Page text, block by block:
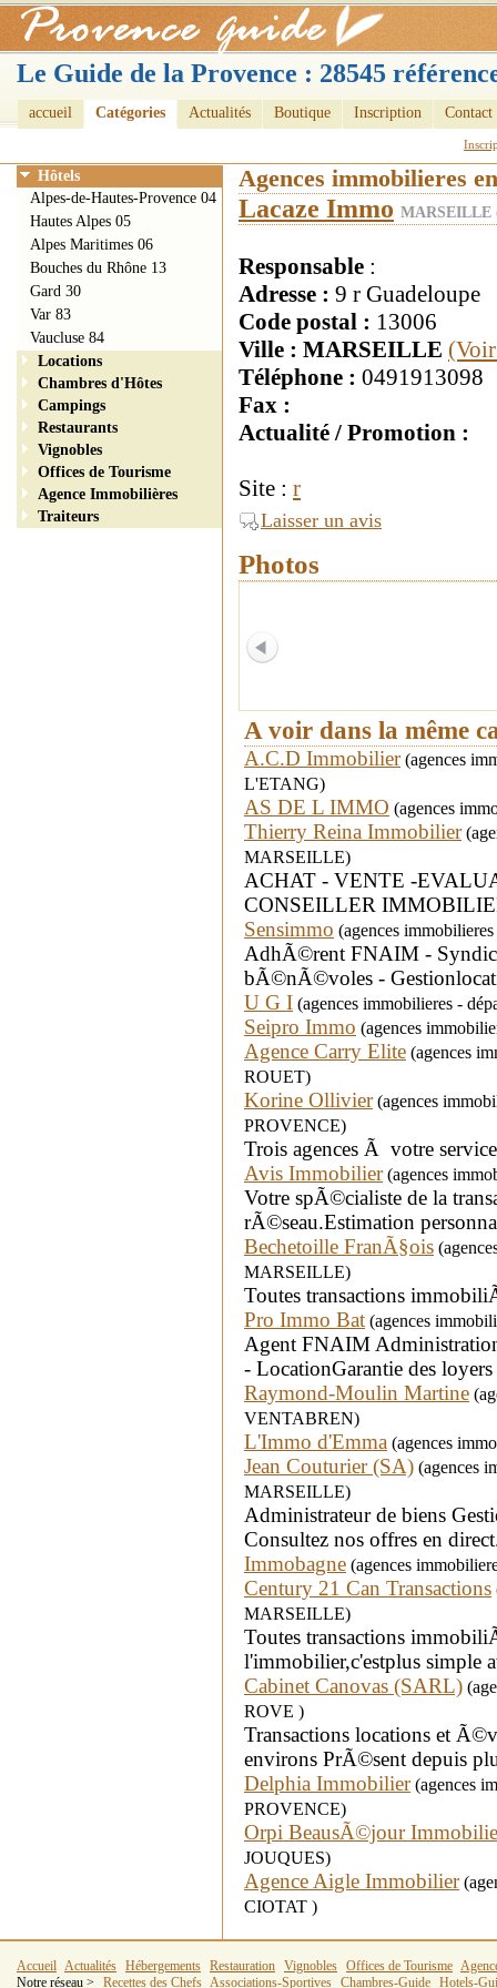
Le Guide de la Provence : 28545
accueil Catégories Actualités Boutique Inscription Contact
Agences immobilieres
Lacaze Immo MARSEILLE
Responsable :
Adresse : 9 r Guadeloupe
Code postal : 13006
Ville : MARSEILLE
Téléphone : 0491913098
Fax :
Actualité / Promotion :
Site : r
Laisser un avis
Photos
A voir dans la même
A.C.D Immobilier(agences
L'ETANG)
AS DE L IMMO (agences
Thierry Reina Immobilier
MARSEILLE)
ACHAT - VENTE -
CONSEILLER
Sensimmo (agences
AdhÃ©rent FNAIM -
bÃ©nÃ©voles -
U G I (agences immobilieres -
Seipro Immo (agences
Agence Carry Elite (agences
ROUET)
Korine Ollivier(agences
PROVENCE)
Trois agences Ã votre
Avis Immobilier(agences
Votre spÃ©cialiste de la
rÃ©seau.Estimation
Bechetoille FranÃ§ois
MARSEILLE)
Toutes transactions
Pro Immo Bat (agences
Agent FNAIM
- LocationGarantie des loyers
Raymond-Moulin Martine
VENTABREN)
L'Immo d'Emma (agences
Jean Couturier (SA) (agences
MARSEILLE)
Administrateur de biens
Consultez nos offres en
Immobagne (agences
Century 21 Can Transactions
MARSEILLE)
Toutes transactions
l'immobilier,c'estplus simple
Cabinet Canovas (SARL)
ROVE )
Transactions locations et
environs PrÃ©sent depuis
Delphia Immobilier(agences
PROVENCE)
Orpi BeausÃ©jour
JOUQUES)
Agence Aigle Immobilier
CIOTAT )
Hôtels
Alpes-de-Hautes-Provence 04
Hautes Alpes 05
Alpes Maritimes 06
Bouches du Rhône 13
Gard 30
Var 83
Vaucluse 84
Locations
Chambres d'Hôtes
Campings
Restaurants
Vignobles
Offices de Tourisme
Agence Immobilières
Traiteurs
Accueil Actualités Hébergements Restauration Vignobles Offices de Tourisme
Notre réseau >
Recettes des Chefs Associations-Sportives Chambres-Guide Hotels-